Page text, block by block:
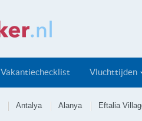
Vakantiechecklist Vluchttijden
Antalya Alanya Eftalia